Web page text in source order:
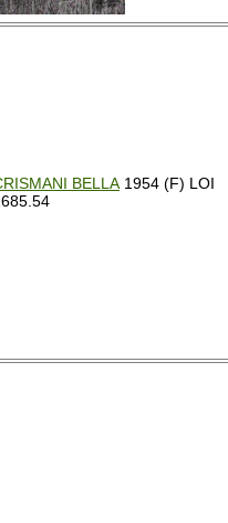
BELLA 1954 (F) LOI